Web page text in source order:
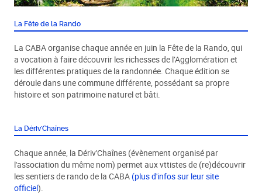
La Fête de la Rando
La CABA organise chaque année en juin la Fête de la Rando, qui
a vocation à faire découvrir les richesses de l’Agglomération et
les différentes pratiques de la randonnée. Chaque édition se
déroule dans une commune différente, possédant sa propre
histoire et son patrimoine naturel et bâti.
La Dériv'Chaînes
Chaque année, la Dériv'Chaînes (évènement organisé par
l'association du même nom) permet aux vttistes de (re)découvrir
les sentiers de rando de la CABA (plus d'infos sur leur site
officiel).